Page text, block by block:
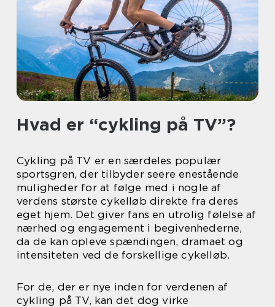
Hvad er “cykling på TV”?
Cykling på TV er en særdeles populær
sportsgren, der tilbyder seere enestående
muligheder for at følge med i nogle af
verdens største cykelløb direkte fra deres
eget hjem. Det giver fans en utrolig følelse af
nærhed og engagement i begivenhederne,
da de kan opleve spændingen, dramaet og
intensiteten ved de forskellige cykelløb.
For de, der er nye inden for verdenen af
cykling på TV, kan det dog virke